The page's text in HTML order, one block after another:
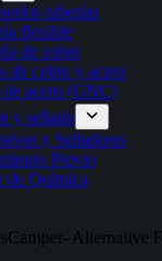
tuberías
flexible
de cobre
de cobre y acero
de acero (GNC)
y sellado
y Selladores
Previo
de Química